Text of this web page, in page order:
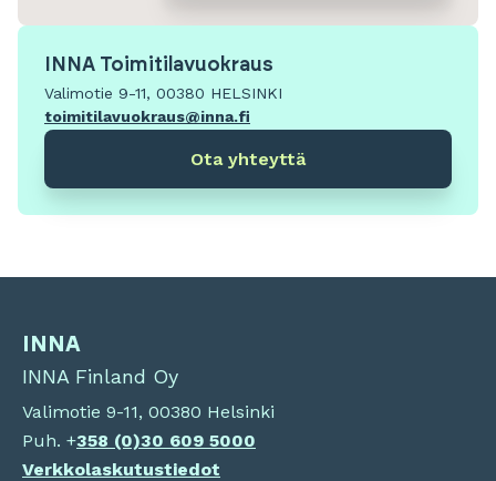
INNA Toimitilavuokraus
Valimotie 9-11, 00380 HELSINKI
toimitilavuokraus@inna.fi
Ota yhteyttä
INNA
INNA Finland Oy
Valimotie 9-11, 00380 Helsinki
Puh. +358 (0)30 609 5000
Verkkolaskutustiedot